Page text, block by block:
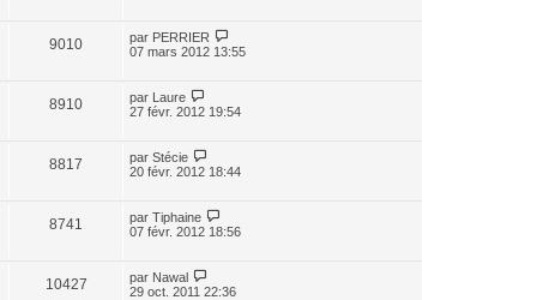
9010 par PERRIER
07 mars 2012 13:55
8910 par Laure
27 févr. 2012 19:54
8817 par Stécie
20 févr. 2012 18:44
8741 par Tiphaine
07 févr. 2012 18:56
10427 par Nawal
29 oct. 2011 22:36